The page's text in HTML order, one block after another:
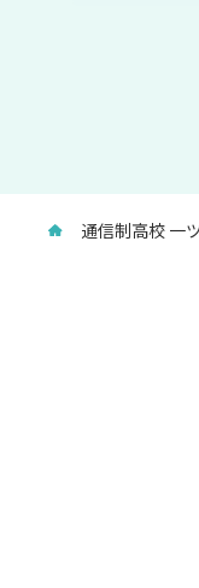
通信制高校 一